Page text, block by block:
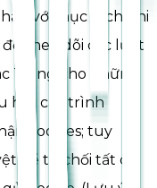
với mục đích ghi
để theo dõi các lượt
Trang cho những
hết các trình
cookies; tuy
để từ chối tất cả